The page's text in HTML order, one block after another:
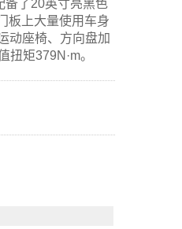
备了20英寸亮黑色
板上大量使用车身
动座椅、方向盘加
矩379N·m。